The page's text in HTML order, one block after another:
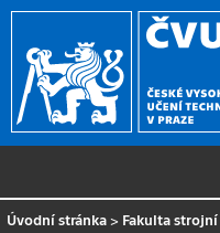
Úvodní stránka > Fakulta strojní